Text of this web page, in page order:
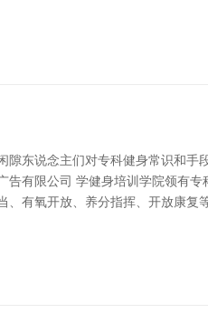
东说念主们对专科健身常识和手
有限公司 学健身培训学院领有专
有氧开放、养分指挥、开放康复